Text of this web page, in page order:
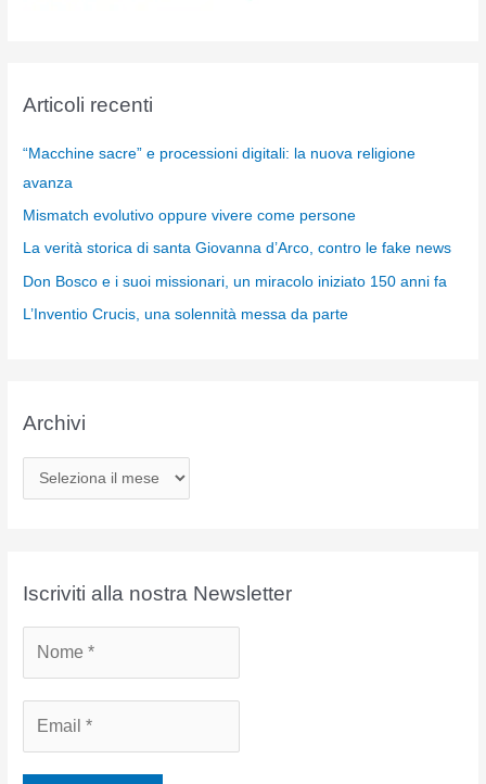
Articoli recenti
“Macchine sacre” e processioni digitali: la nuova religione
avanza
Mismatch evolutivo oppure vivere come persone
La verità storica di santa Giovanna d’Arco, contro le fake news
Don Bosco e i suoi missionari, un miracolo iniziato 150 anni fa
L’Inventio Crucis, una solennità messa da parte
Archivi
r
iIscriviti alla nostra Newsletter